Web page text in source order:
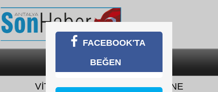
SON DAKİKA
VİTRİN ŞAHANE, ARKASI VİRANE
FACEBOOK'TA
BEĞEN